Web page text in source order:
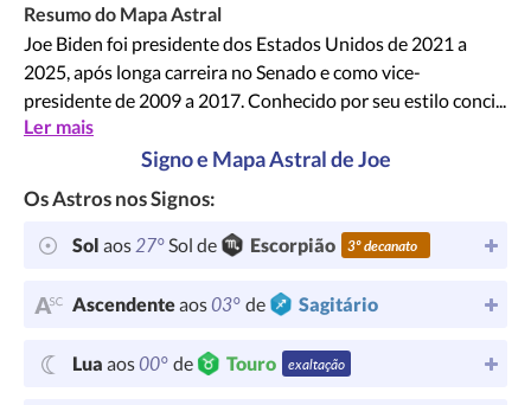
Resumo do Mapa Astral
Joe Biden foi presidente dos Estados Unidos de 2021 a
2025, após longa carreira no Senado e como vice-
presidente de 2009 a 2017. Conhecido por seu estilo conci...
Ler mais
Signo e Mapa Astral de Joe
Os Astros nos Signos:
Sol aos27°Sol de Escorpião 3º decanato
Ascendenteaos03° de Sagitário
Lua aos00° de Touro exaltação